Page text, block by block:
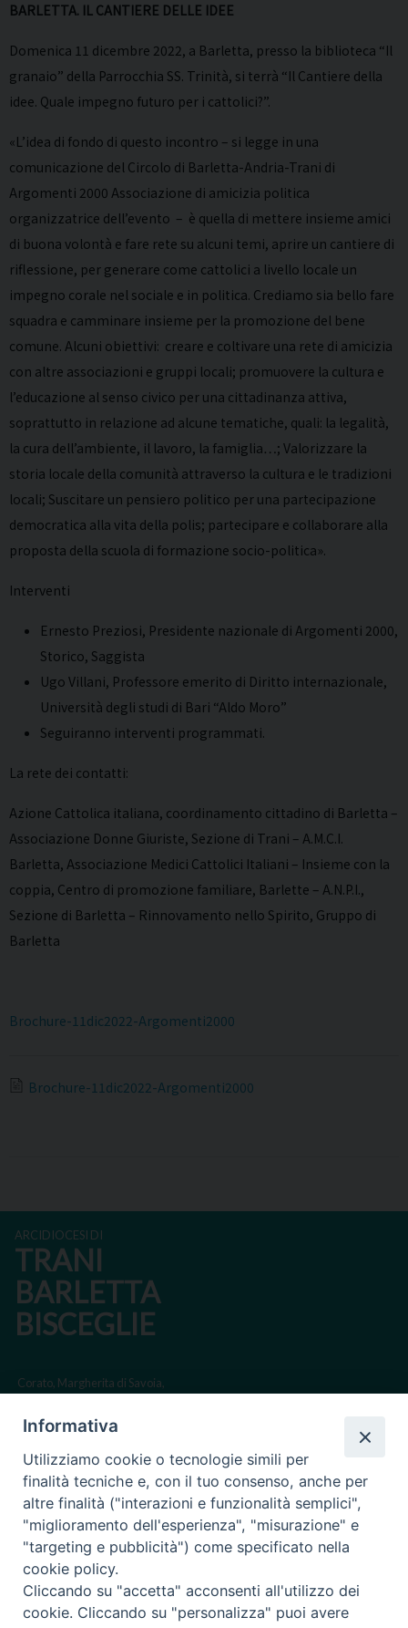
BARLETTA. IL CANTIERE DELLE IDEE
Domenica 11 dicembre 2022, a Barletta, presso la biblioteca “Il
granaio” della Parrocchia SS. Trinità, si terrà “Il Cantiere della
idee. Quale impegno futuro per i cattolici?”.
«L’idea di fondo di questo incontro – si legge in una
comunicazione del Circolo di Barletta-Andria-Trani di
Argomenti 2000 Associazione di amicizia politica
organizzatrice dell’evento – è quella di mettere insieme amici
di buona volontà e fare rete su alcuni temi, aprire un cantiere di
riflessione, per generare come cattolici a livello locale un
impegno corale nel sociale e in politica. Crediamo sia bello fare
squadra e camminare insieme per la promozione del bene
comune. Alcuni obiettivi: creare e coltivare una rete di amicizia
con altre associazioni e gruppi locali; promuovere la cultura e
l’educazione al senso civico per una cittadinanza attiva,
soprattutto in relazione ad alcune tematiche, quali: la legalità,
la cura dell’ambiente, il lavoro, la famiglia…; Valorizzare la
storia locale della comunità attraverso la cultura e le tradizioni
locali; Suscitare un pensiero politico per una partecipazione
democratica alla vita della polis; partecipare e collaborare alla
proposta della scuola di formazione socio-politica».
Interventi
Ernesto Preziosi, Presidente nazionale di Argomenti 2000,
Storico, Saggista
Ugo Villani, Professore emerito di Diritto internazionale,
Università degli studi di Bari “Aldo Moro”
Seguiranno interventi programmati.
La rete dei contatti:
Azione Cattolica italiana, coordinamento cittadino di Barletta –
Associazione Donne Giuriste, Sezione di Trani – A.M.C.I.
Barletta, Associazione Medici Cattolici Italiani – Insieme con la
coppia, Centro di promozione familiare, Barlette – A.N.P.I.,
Sezione di Barletta – Rinnovamento nello Spirito, Gruppo di
Barletta
Brochure-11dic2022-Argomenti2000
Brochure-11dic2022-Argomenti2000
ARCIDIOCESI DI
TRANI
BARLETTA
BISCEGLIE
Corato, Margherita di Savoia,
Regione ecclesiastica Puglia
Via Beltrani, 9
76125 Trani BT
Centralino Tel. 0883 494211
Cancelleria Tel. 0883 494204
Informativa
Utilizziamo cookie o tecnologie simili per
finalità tecniche e, con il tuo consenso, anche per
altre finalità ("interazioni e funzionalità semplici",
"miglioramento dell'esperienza", "misurazione" e
"targeting e pubblicità") come specificato nella
cookie policy.
Cliccando su "accetta" acconsenti all'utilizzo dei
cookie. Cliccando su "personalizza" puoi avere